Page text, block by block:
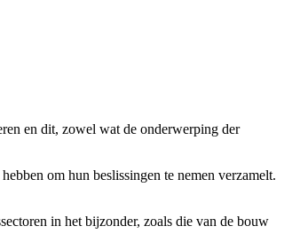
en dit, zowel wat de onderwerping der
om hun beslissingen te nemen verzamelt.
in het bijzonder, zoals die van de bouw